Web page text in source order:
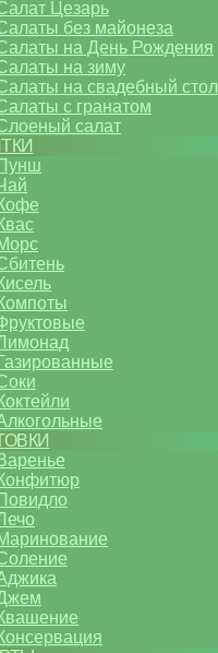
Цезарь
без майонеза
на День Рождения
на зиму
на свадебный стол
с гранатом
салат
Пунш
Кофе
Квас
Кисель
Компоты
Газированные
Коктейли
Варенье
Конфитюр
Повидло
Квашение
Консервация